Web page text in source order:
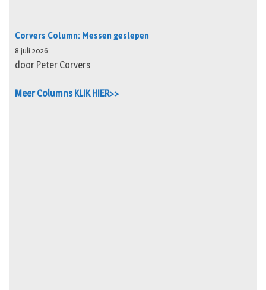
Corvers Column: Messen geslepen
8 juli 2026
door Peter Corvers
Meer Columns KLIK HIER>>